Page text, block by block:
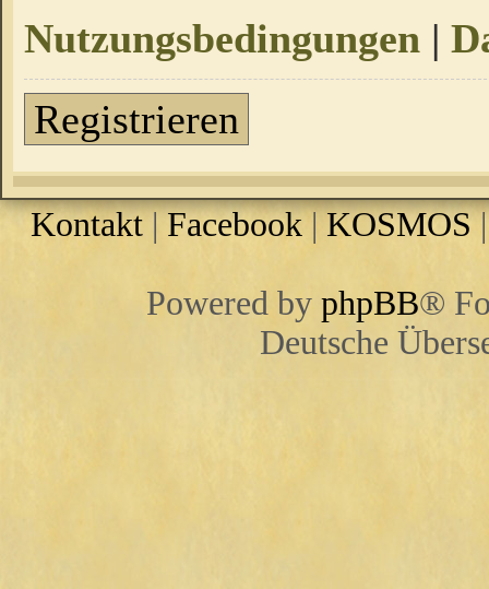
Nutzungsbedingungen |
Registrieren
Kontakt | Facebook |KOSMOS
Powered by phpBB®
Deutsche